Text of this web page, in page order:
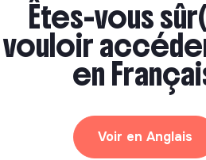
Êtes-vous
vouloir
en
Voir en Anglais